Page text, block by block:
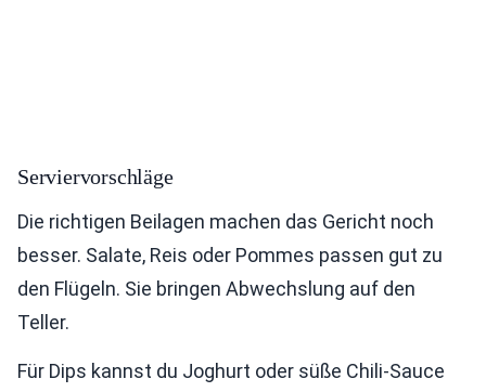
Serviervorschläge
Die richtigen Beilagen machen das Gericht noch
besser. Salate, Reis oder Pommes passen gut zu
den Flügeln. Sie bringen Abwechslung auf den
Teller.
Für Dips kannst du Joghurt oder süße Chili-Sauce